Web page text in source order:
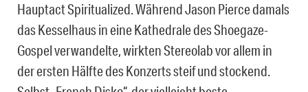
Hauptact Spiritualized. Während Jason Pierce damals
das Kesselhaus in eine Kathedrale des Shoegaze-
Gospel verwandelte, wirkten Stereolab vor allem in
der ersten Hälfte des Konzerts steif und stockend.